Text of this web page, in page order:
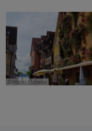
Hotel Ochsen